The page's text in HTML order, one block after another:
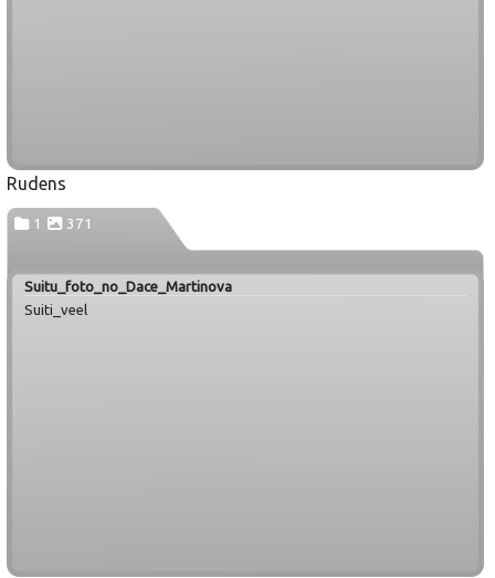
Rudens
1 371
Suitu_foto_no_Dace_Martinova
Suiti_veel